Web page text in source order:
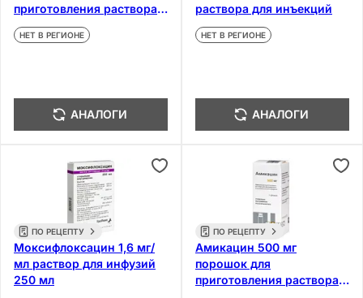
приготовления раствора
для инфузий и приема
внутрь
НЕТ В РЕГИОНЕ
АНАЛОГИ
раствора для инъекций
НЕТ В РЕГИОНЕ
АНАЛОГИ
ПО РЕЦЕПТУ
Моксифлоксацин 1,6 мг/
мл раствор для инфузий
250 мл
ПО РЕЦЕПТУ
Амикацин 500 мг
порошок для
приготовления раствора